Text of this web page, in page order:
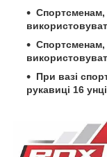
Спортсменам,
Спортсменам,
При вазі
рукавиці 16